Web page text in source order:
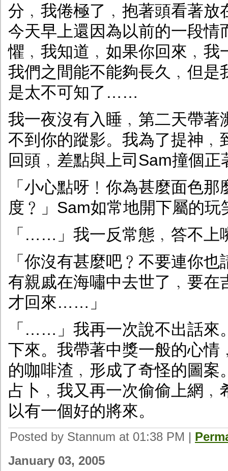
分﹐我倦極了﹐抱著頭看著
今天早上還因為以前的一段
懼﹐我知道﹐如果你回來﹐
我們之間能不能夠長久﹐但
是太不可知了……
我一夜沒有入睡﹐第二天帶
不到你的蹤影。我為了提神
回頭﹐差點與上司Sam撞個正
「小心點呀﹗你為甚麼面色
度﹖」Sam如常地開下屬的玩
「……」我一反常態﹐答不上
「你沒有甚麼吧﹖不要連你
有親戚在海嘯中去世了﹐要
才回來……」
「……」我再一次說不出話來
下來。我帶著中獎一般的心
的咖啡渣﹐形成了奇怪的圖
占卜﹐我又再一次偷偷上網
以有一個好的將來。
Posted by Stannum at 01:38 PM |
January 03, 2005